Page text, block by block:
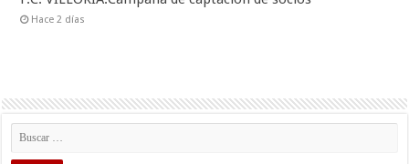
Hace 2 días